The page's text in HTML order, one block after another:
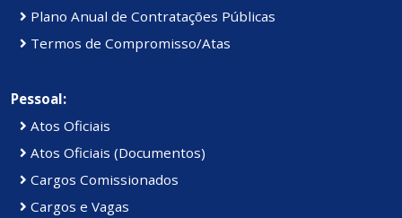
Plano Anual de Contratações Públicas
Termos de Compromisso/Atas
Pessoal:
Atos Oficiais
Atos Oficiais (Documentos)
Cargos Comissionados
Cargos e Vagas